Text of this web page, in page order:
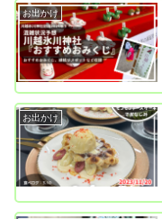
お出かけ
お出かけ